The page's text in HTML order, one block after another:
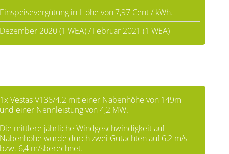
Einspeisevergütung in Höhe von 7,97 Cent / kWh.
Dezember 2020 (1 WEA) / Februar 2021 (1 WEA)
1x Vestas V136/4.2 mit einer Nabenhöhe von 149m
und einer Nennleistung von 4,2 MW.
Die mittlere jährliche Windgeschwindigkeit auf
Nabenhöhe wurde durch zwei Gutachten auf 6,2 m/s
bzw. 6,4 m/sberechnet.